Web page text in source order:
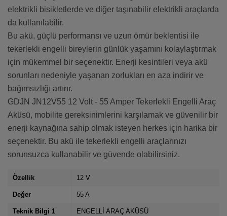
elektrikli bisikletlerde ve diğer taşınabilir elektrikli araçlarda
da kullanılabilir.
Bu akü, güçlü performansı ve uzun ömür beklentisi ile
tekerlekli engelli bireylerin günlük yaşamını kolaylaştırmak
için mükemmel bir seçenektir. Enerji kesintileri veya akü
sorunları nedeniyle yaşanan zorlukları en aza indirir ve
bağımsızlığı artırır.
GDJN JN12V55 12 Volt - 55 Amper Tekerlekli Engelli Araç
Aküsü, mobilite gereksinimlerini karşılamak ve güvenilir bir
enerji kaynağına sahip olmak isteyen herkes için harika bir
seçenektir. Bu akü ile tekerlekli engelli araçlarınızı
sorunsuzca kullanabilir ve güvende olabilirsiniz.
Özellik 12 V
Değer 55 A
Teknik Bilgi 1 ENGELLİ ARAÇ AKÜSÜ